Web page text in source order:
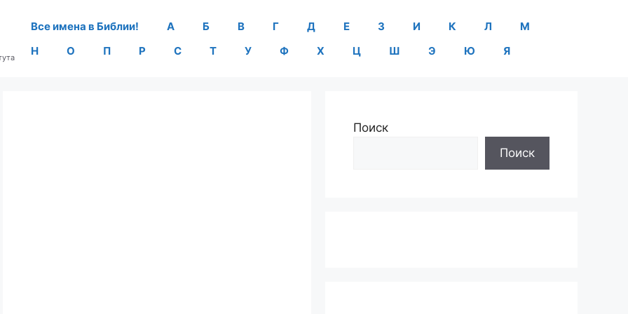
Все имена в Библии! А Б В Г Д Е З И К Л
М
Н
О П Р С Т У Ф Х Ц Ш Э Ю Я
Поиск
Поиск